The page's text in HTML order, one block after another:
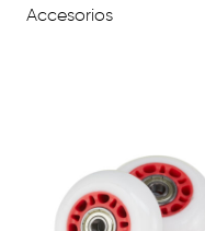
Accesorios